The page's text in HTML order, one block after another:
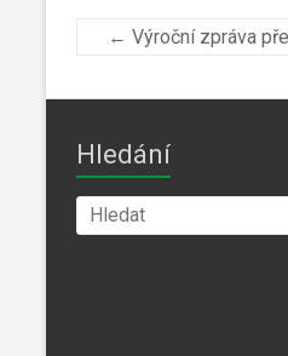
← Výroční zpráva
Hledání